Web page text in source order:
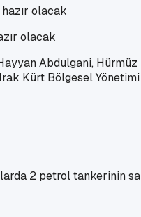
olacak
Abdulgani,
Kürt Bölgesel
2 petrol tankerinin